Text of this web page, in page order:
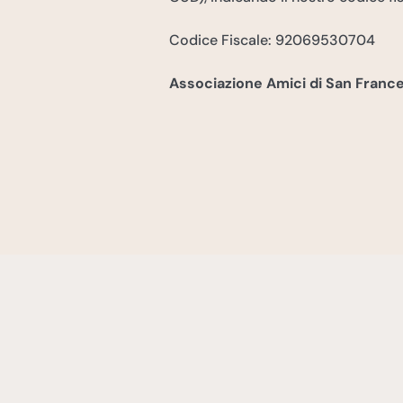
Codice Fiscale: 92069530704
Associazione Amici di San